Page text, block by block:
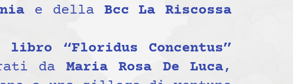
e della Bcc La Riscossa
libro “Floridus Concentus”
da Maria Rosa De Luca,